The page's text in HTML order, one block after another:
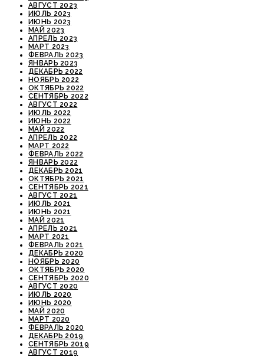
АВГУСТ 2023
ИЮЛЬ 2023
ИЮНЬ 2023
МАЙ 2023
АПРЕЛЬ 2023
МАРТ 2023
ФЕВРАЛЬ 2023
ЯНВАРЬ 2023
ДЕКАБРЬ 2022
НОЯБРЬ 2022
ОКТЯБРЬ 2022
СЕНТЯБРЬ 2022
АВГУСТ 2022
ИЮЛЬ 2022
ИЮНЬ 2022
МАЙ 2022
АПРЕЛЬ 2022
МАРТ 2022
ФЕВРАЛЬ 2022
ЯНВАРЬ 2022
ДЕКАБРЬ 2021
ОКТЯБРЬ 2021
СЕНТЯБРЬ 2021
АВГУСТ 2021
ИЮЛЬ 2021
ИЮНЬ 2021
МАЙ 2021
АПРЕЛЬ 2021
МАРТ 2021
ФЕВРАЛЬ 2021
ДЕКАБРЬ 2020
НОЯБРЬ 2020
ОКТЯБРЬ 2020
СЕНТЯБРЬ 2020
АВГУСТ 2020
ИЮЛЬ 2020
ИЮНЬ 2020
МАЙ 2020
МАРТ 2020
ФЕВРАЛЬ 2020
ДЕКАБРЬ 2019
СЕНТЯБРЬ 2019
АВГУСТ 2019